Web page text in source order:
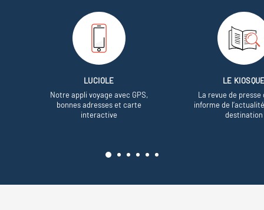
LUCIOLE
Notre appli voyage avec GPS,
bonnes adresses et carte
interactive
LE
La revue de presse
informe de
destination